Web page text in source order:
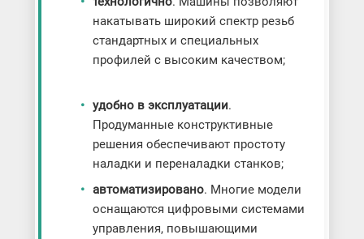
накатывать широкий спектр резьб
стандартных и специальных
профилей с высоким качеством;
удобно в эксплуатации.
Продуманные конструктивные
решения обеспечивают простоту
наладки и переналадки станков;
автоматизировано. Многие модели
оснащаются цифровыми системами
управления, повышающими